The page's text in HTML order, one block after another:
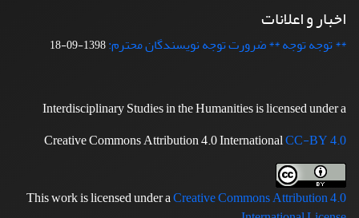
اخبار و اعلانات
** توجه توجه ** ضرورت توجه نویسندگان محترم:1398-09-18
Interdisciplinary Studies in the Humanities is licensed under a
Creative Commons Attribution 4.0 InternationalCC-BY 4.0
This work is licensed under aCreative Commons Attribution 4.0